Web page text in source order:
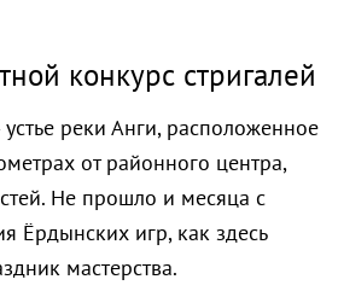
конкурс стригалей
реки Анги, расположенное
от районного центра,
Не прошло и месяца с
Ёрдынских игр, как здесь
мастерства.